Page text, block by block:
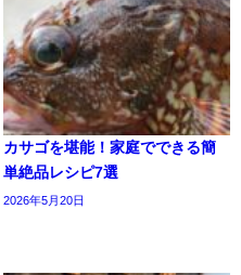
カサゴを堪能！家庭でできる簡
単絶品レシピ7選
2026年5月20日